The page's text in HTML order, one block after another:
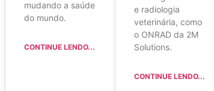
mudando a saúde
do mundo.
CONTINUE LENDO...
e radiologia
veterinária, como
o ONRAD da 2M
Solutions.
CONTINUE LENDO...